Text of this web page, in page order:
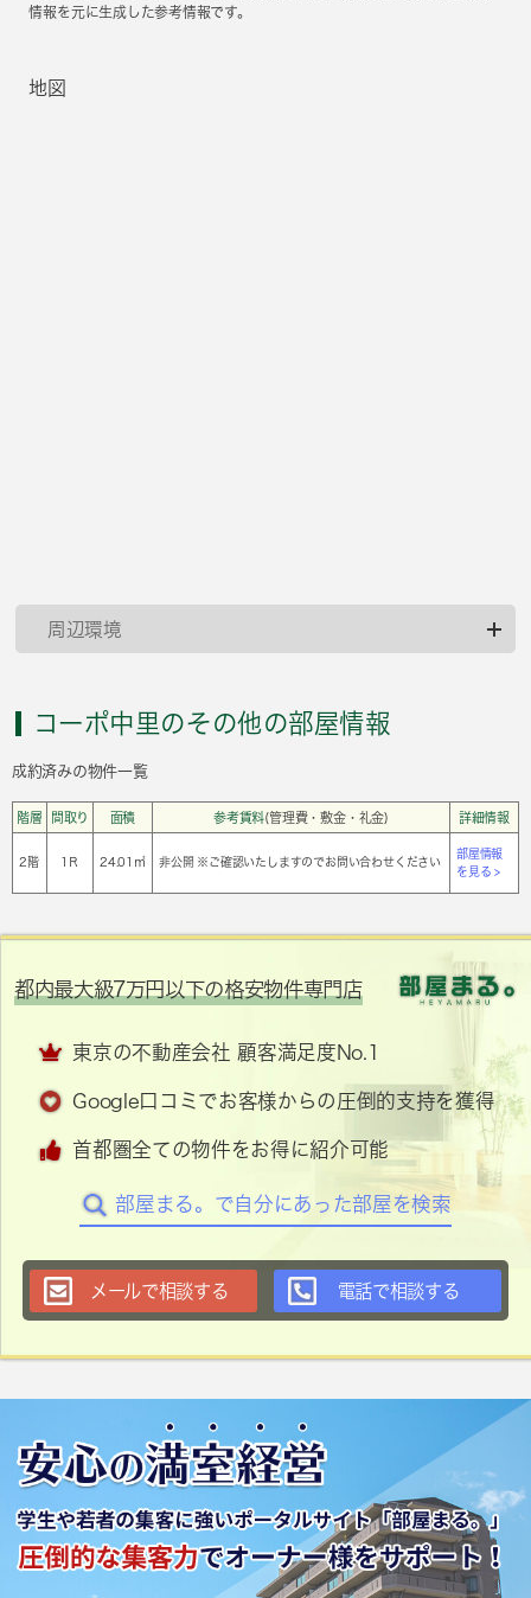
情報を元に生成した参考情報です。
地図
周辺環境
コーポ中里のその他の部屋情報
成約済みの物件一覧
階層 間取り 面積 参考賃料(管理費・敷金・礼金) 詳細情報
2階 1Ｒ 24.01㎡ 非公開 ※ご確認いたしますのでお問い合わせください
部屋情報
を見る >
都内最大級7万円以下の格安物件専門店
東京の不動産会社 顧客満足度No.1
Google口コミでお客様からの圧倒的支持を獲得
首都圏全ての物件をお得に紹介可能
部屋まる。で自分にあった部屋を検索
メールで相談する 電話で相談する